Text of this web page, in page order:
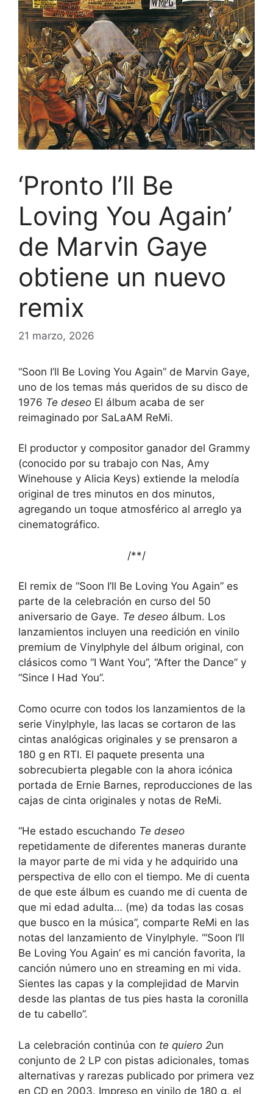
‘Pronto I’ll Be
Loving You Again’
de Marvin Gaye
obtiene un nuevo
remix
21 marzo, 2026
“Soon I’ll Be Loving You Again” de Marvin Gaye,
uno de los temas más queridos de su disco de
1976 Te deseo El álbum acaba de ser
reimaginado por SaLaAM ReMi.
El productor y compositor ganador del Grammy
(conocido por su trabajo con Nas, Amy
Winehouse y Alicia Keys) extiende la melodía
original de tres minutos en dos minutos,
agregando un toque atmosférico al arreglo ya
cinematográfico.
/**/
El remix de “Soon I’ll Be Loving You Again” es
parte de la celebración en curso del 50
aniversario de Gaye. Te deseo álbum. Los
lanzamientos incluyen una reedición en vinilo
premium de Vinylphyle del álbum original, con
clásicos como “I Want You”, “After the Dance” y
“Since I Had You”.
Como ocurre con todos los lanzamientos de la
serie Vinylphyle, las lacas se cortaron de las
cintas analógicas originales y se prensaron a
180 g en RTI. El paquete presenta una
sobrecubierta plegable con la ahora icónica
portada de Ernie Barnes, reproducciones de las
cajas de cinta originales y notas de ReMi.
“He estado escuchando Te deseo
repetidamente de diferentes maneras durante
la mayor parte de mi vida y he adquirido una
perspectiva de ello con el tiempo. Me di cuenta
de que este álbum es cuando me di cuenta de
que mi edad adulta… (me) da todas las cosas
que busco en la música”, comparte ReMi en las
notas del lanzamiento de Vinylphyle. “‘Soon I’ll
Be Loving You Again’ es mi canción favorita, la
canción número uno en streaming en mi vida.
Sientes las capas y la complejidad de Marvin
desde las plantas de tus pies hasta la coronilla
de tu cabello”.
La celebración continúa con te quiero 2un
conjunto de 2 LP con pistas adicionales, tomas
alternativas y rarezas publicado por primera vez
en CD en 2003. Impreso en vinilo de 180 g, el